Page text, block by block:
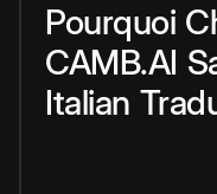
Pourquoi
CAMB.AI
Italian